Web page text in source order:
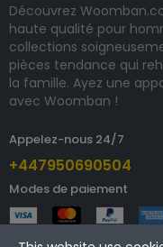
Découvrez
haute qualité pour
collections
pièces tendance qui
la famille. Ayez une
avec Woomban !
Appelez-nous 24/7
+447950690504
Modes de paiement